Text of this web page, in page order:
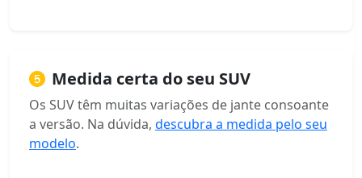
Medida certa do seu SUV
Os SUV têm muitas variações de jante consoante
a versão. Na dúvida, descubra a medida pelo seu
modelo.